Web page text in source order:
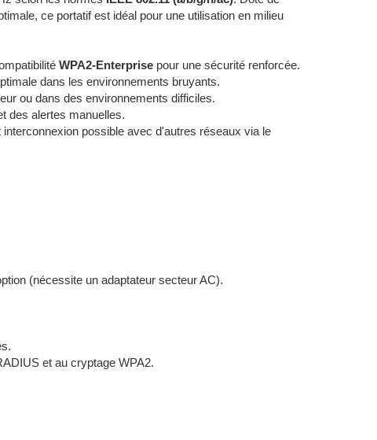
ce portatif est idéal pour une utilisation en milieu
WPA2-Enterprise pour une sécurité renforcée.
dans les environnements bruyants.
ou dans des environnements difficiles.
des alertes manuelles.
possible avec d'autres réseaux via le
(nécessite un adaptateur secteur AC).
et au cryptage WPA2.